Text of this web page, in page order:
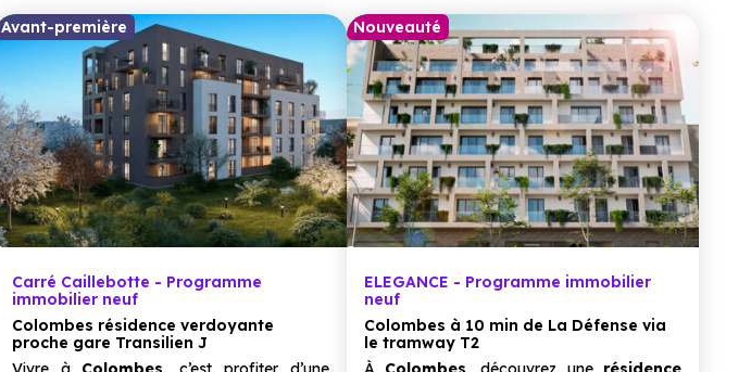
Avant-première
Carré Caillebotte - Programme
immobilier neuf
Colombes résidence verdoyante
proche gare Transilien J
Nouveauté
ELEGANCE - Programme immobilier
neuf
Colombes à 10 min de La Défense via
le tramway T2